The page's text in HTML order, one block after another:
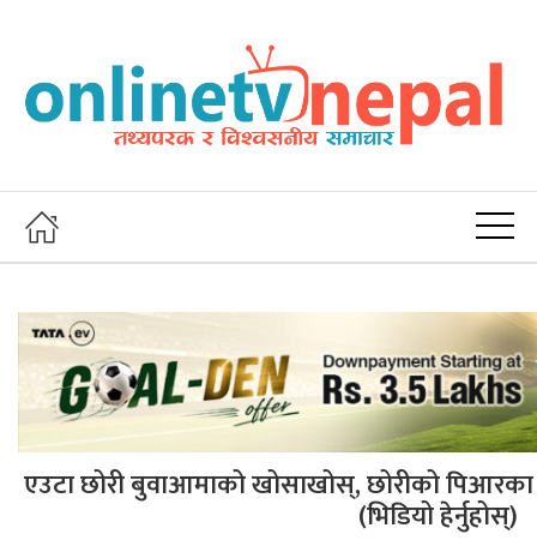
एउटा छोरी बुवाआमाको खोसाखोस्, छोरीको
(भिडियो हेर्नुहोस्)